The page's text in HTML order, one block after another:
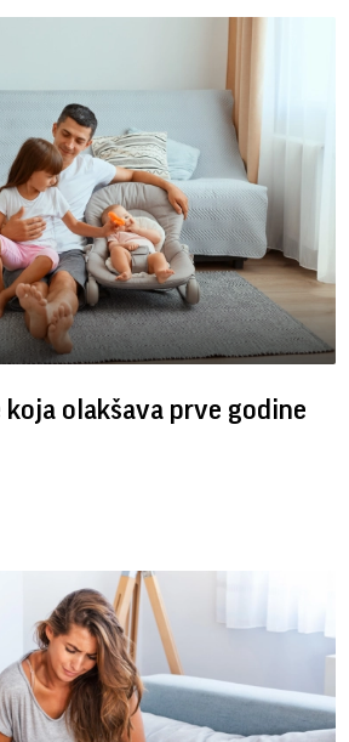
koja olakšava prve godine